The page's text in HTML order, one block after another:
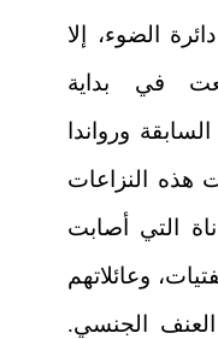
الضوء، إلا
في بداية
ورواندا
هذه النزاعات
التي أصابت
وعائلاتهم
الجنسي.